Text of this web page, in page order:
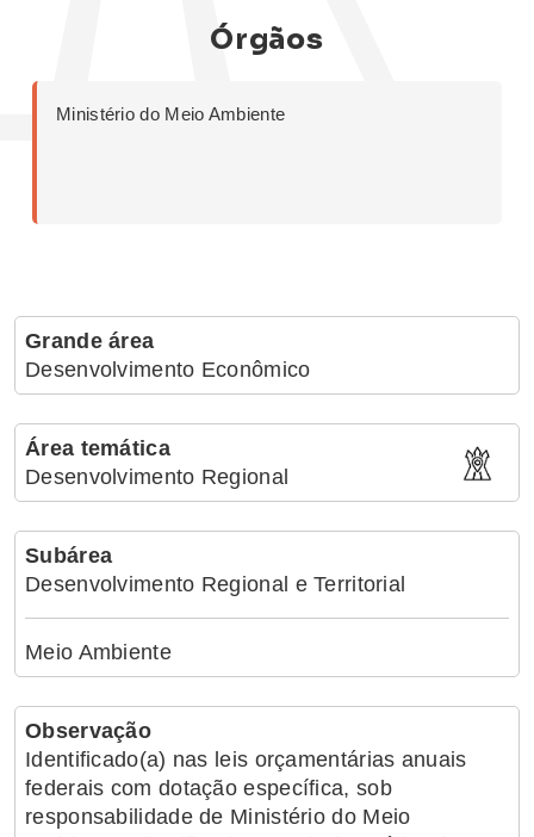
Órgãos
Ministério do Meio Ambiente
Grande área
Desenvolvimento Econômico
Área temática
Desenvolvimento Regional
Subárea
Desenvolvimento Regional e Territorial
Meio Ambiente
Observação
Identificado(a) nas leis orçamentárias anuais
federais com dotação específica, sob
responsabilidade de Ministério do Meio